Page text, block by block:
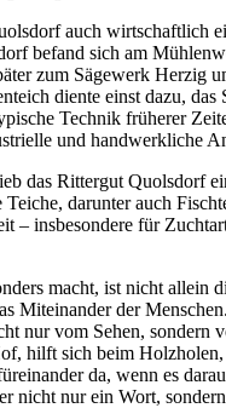
auch wirtschaftlich
befand sich am
zum Sägewerk Herzig
diente einst dazu, das
Technik früherer
und handwerkliche
das Rittergut Quolsdorf
darunter auch
– insbesondere für
macht, ist nicht allein
Miteinander der
nur vom Sehen, sondern
hilft sich beim Holzholen,
da, wenn es
nicht nur ein Wort,